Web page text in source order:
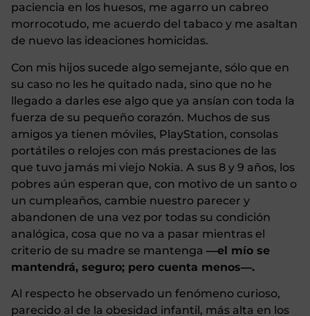
paciencia en los huesos, me agarro un cabreo
morrocotudo, me acuerdo del tabaco y me asaltan
de nuevo las ideaciones homicidas.
Con mis hijos sucede algo semejante, sólo que en
su caso no les he quitado nada, sino que no he
llegado a darles ese algo que ya ansían con toda la
fuerza de su pequeño corazón. Muchos de sus
amigos ya tienen móviles, PlayStation, consolas
portátiles o relojes con más prestaciones de las
que tuvo jamás mi viejo Nokia. A sus 8 y 9 años, los
pobres aún esperan que, con motivo de un santo o
un cumpleaños, cambie nuestro parecer y
abandonen de una vez por todas su condición
analógica, cosa que no va a pasar mientras el
criterio de su madre se mantenga ―el mío se
mantendrá, seguro; pero cuenta menos―.
Al respecto he observado un fenómeno curioso,
parecido al de la obesidad infantil, más alta en los